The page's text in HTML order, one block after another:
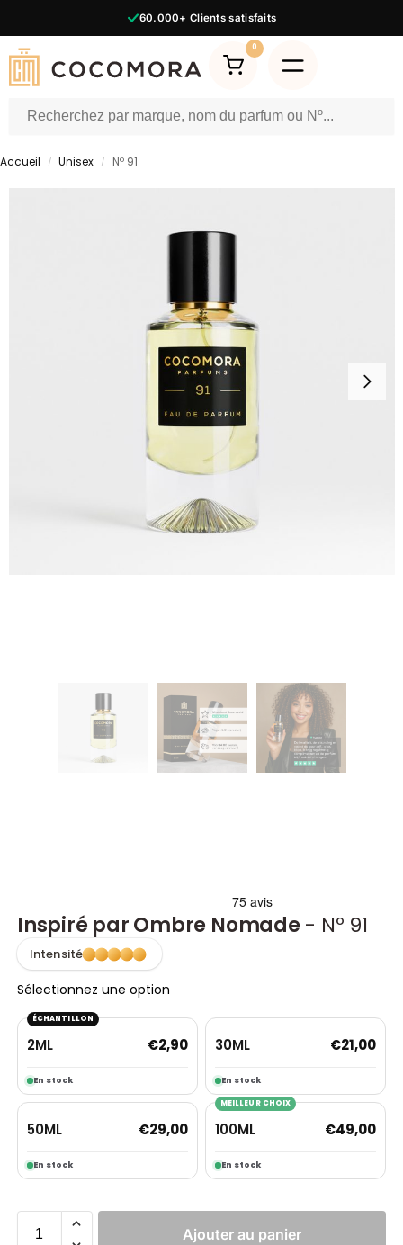
60.000+ Clients satisfaits
0
Accueil / Unisex / Nº 91
Inspiré par Ombre Nomade - Nº 91
Intensité
Sélectionnez une option
ÉCHANTILLON
2ML
En stock
€2,90 30ML
En stock
€21,00
50ML
En stock
€29,00
MEILLEUR CHOIX
100ML
En stock
€49,00
Ajouter au panier